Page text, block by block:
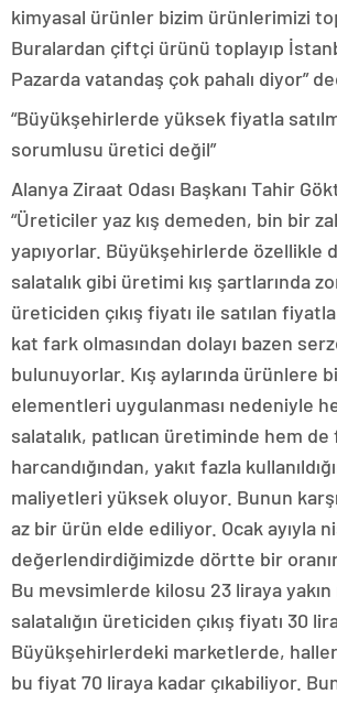
kimyasal ürünler bizim ürünlerimizi
Buralardan çiftçi ürünü toplayıp
Pazarda vatandaş çok pahalı diyor”
“Büyükşehirlerde yüksek fiyatla
sorumlusu üretici değil”
Alanya Ziraat Odası Başkanı Tahir
“Üreticiler yaz kış demeden, bin bir
yapıyorlar. Büyükşehirlerde özellikle
salatalık gibi üretimi kış şartlarında
üreticiden çıkış fiyatı ile satılan
kat fark olmasından dolayı bazen
bulunuyorlar. Kış aylarında ürünlere
elementleri uygulanması nedeniyle
salatalık, patlıcan üretiminde hem de
harcandığından, yakıt fazla
maliyetleri yüksek oluyor. Bunun
az bir ürün elde ediliyor. Ocak ayıyla
değerlendirdiğimizde dörtte bir
Bu mevsimlerde kilosu 23 liraya
salatalığın üreticiden çıkış fiyatı 30
Büyükşehirlerdeki marketlerde,
bu fiyat 70 liraya kadar çıkabiliyor.